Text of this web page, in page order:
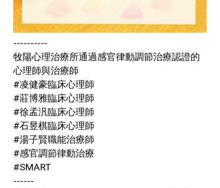
----------
牧陽心理治療所通過感官律動調節治療認證的
心理師與治療師
#凌健豪臨床心理師
#莊博雅臨床心理師
#徐孟汎臨床心理師
#石昱棋臨床心理師
#湯子賢職能治療師
#感官調節律動治療
#SMART
------